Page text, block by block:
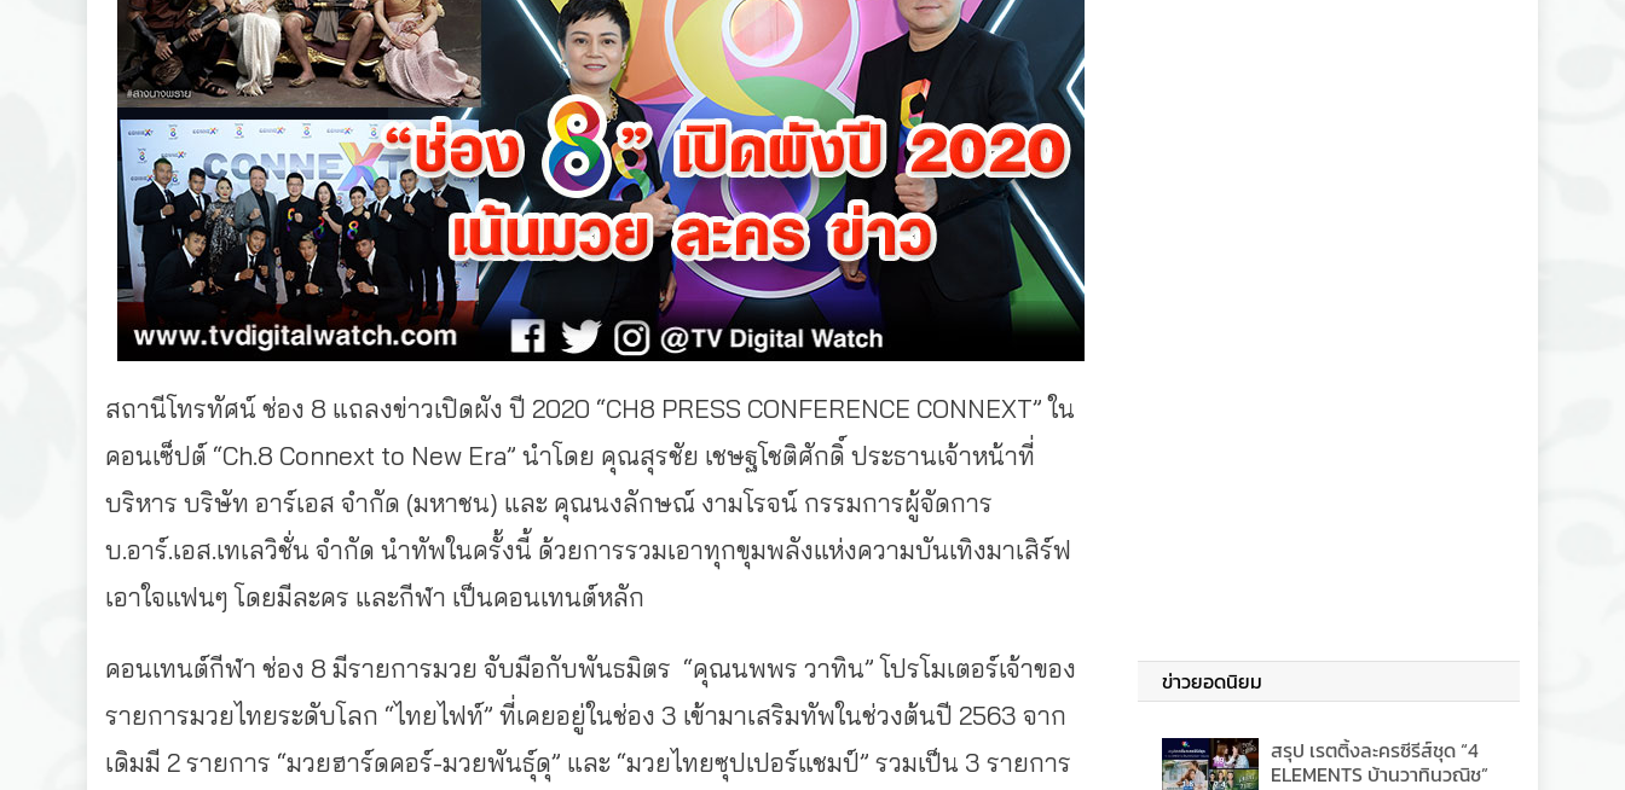
สถานีโทรทัศน์ ช่อง 8 แถลงข่าวเปิดผัง ปี 2020 “CH8 PRESS CONFERENCE CONNEXT” ใน
คอนเซ็ปต์ “Ch.8 Connext to New Era” นำโดย คุณสุรชัย เชษฐโชติศักดิ์ ประธานเจ้าหน้าที่
บริหาร บริษัท อาร์เอส จำกัด (มหาชน) และ คุณนงลักษณ์ งามโรจน์ กรรมการผู้จัดการ
บ.อาร์.เอส.เทเลวิชั่น จำกัด นำทัพในครั้งนี้ ด้วยการรวมเอาทุกขุมพลังแห่งความบันเทิงมาเสิร์ฟ
เอาใจแฟนๆ โดยมีละคร และกีฬา เป็นคอนเทนต์หลัก
คอนเทนต์กีฬา ช่อง 8 มีรายการมวย จับมือกับพันธมิตร “คุณนพพร วาทิน” โปรโมเตอร์เจ้าของ
รายการมวยไทยระดับโลก “ไทยไฟท์” ที่เคยอยู่ในช่อง 3 เข้ามาเสริมทัพในช่วงต้นปี 2563 จาก
เดิมมี 2 รายการ “มวยฮาร์ดคอร์-มวยพันธุ์ดุ” และ “มวยไทยซุปเปอร์แชมป์” รวมเป็น 3 รายการ
ข่าวยอดนิยม
สรุป เรตติ้งละครซีรีส์ชุด “4
ELEMENTS บ้านวาทินวณิช”